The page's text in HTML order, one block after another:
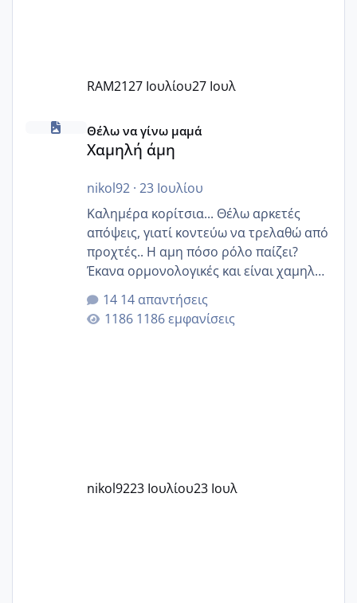
RAM2127 Ιουλίου27 Ιουλ
Χαμηλή άμη
Θέλω να γίνω μαμά
Χαμηλή άμη
nikol92· 23 Ιουλίου
Καλημέρα κορίτσια... Θέλω αρκετές
απόψεις, γιατί κοντεύω να τρελαθώ από
προχτές.. Η αμη πόσο ρόλο παίζει?
Έκανα ορμονολογικές και είναι χαμηλή
για την ηλικία μου.. Είχα ήδη μια
εγκυμοσύνη, που έπρεπε να τερματιστεί
στην 27η εβδομάδα και προσπαθώ 7
14 απαντήσεις
1186 εμφανίσεις
nikol9223 Ιουλίου23 Ιουλ